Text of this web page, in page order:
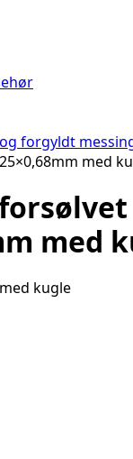
forgyldt
med
med
kugle